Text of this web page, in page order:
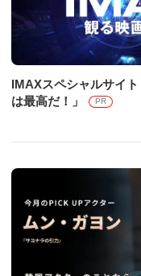
IMAXスペシャルサイ
は最高だ！」
PR